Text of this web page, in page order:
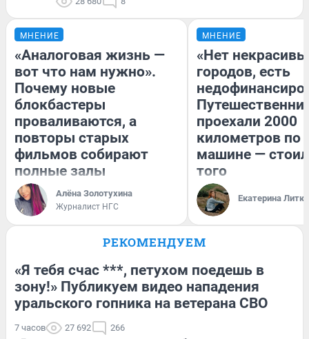
МНЕНИЕ
«Аналоговая жизнь —
вот что нам нужно».
Почему новые
блокбастеры
проваливаются, а
повторы старых
фильмов собирают
полные залы
Алёна Золотухина
Журналист НГС
МНЕНИЕ
«Нет
городов, есть
проехали 2000
километров по
машине —
того
Екатерина
РЕКОМЕНДУЕМ
«Я тебя счас ***, петухом поедешь в
зону!» Публикуем видео нападения
уральского гопника на ветерана СВО
7 часов 27 692 266